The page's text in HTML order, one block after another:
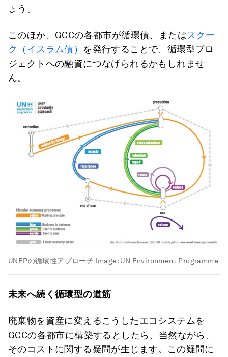
ょう。
このほか、GCCの各都市が循環債、またはスクー
ク（イスラム債） を発行することで、循環型プロ
ジェクトへの融資につなげられるかもしれませ
ん。
UNEPの循環性アプローチ Image: UN Environment Programme
未来へ続く循環型の道筋
廃棄物を資産に変えるこうしたエコシステムを
GCCの各都市に構築するとしたら、当然ながら、
そのコストに関する疑問が生じます。この疑問に